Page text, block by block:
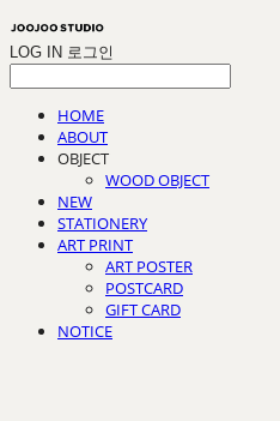
LOG IN 로그인
HOME
ABOUT
OBJECT
WOOD OBJECT
NEW
STATIONERY
ART PRINT
ART POSTER
POSTCARD
GIFT CARD
NOTICE